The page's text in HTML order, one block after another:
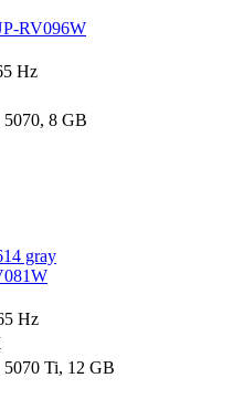
RV096W
Hz
8 GB
Hz
Ti, 12 GB